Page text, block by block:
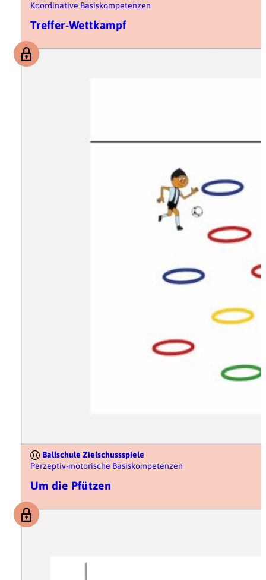
Koordinative Basiskompetenzen
Treffer-Wettkampf
Ballschule Zielschussspiele
Perzeptiv-motorische Basiskompetenzen
Um die Pfützen